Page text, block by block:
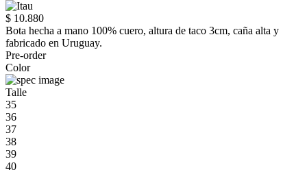
$ 10.880
Bota hecha a mano 100% cuero, altura de taco 3cm, caña alta y
fabricado en Uruguay.
Pre-order
Color
Talle
35
36
37
38
39
40